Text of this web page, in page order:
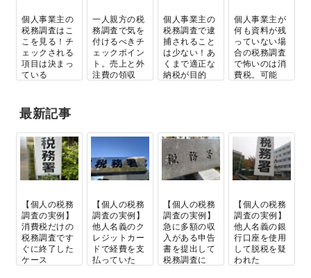
個人事業主の
税務調査はこ
こを見る！チ
ェックされる
項目は決まっ
ている
一人親方の税
務調査で気を
付けるべきチ
ェックポイン
ト。売上と外
注費の領収
個人事業主の
税務調査で逮
捕されること
は少ない！あ
くまで適正な
納税が目的
個人事業主が
何も資料が残
っていない場
合の税務調査
で怖いのは消
費税。可能
最新記事
【個人の税務
調査の実例】
消費税だけの
税務調査です
ぐに終了した
ケース
【個人の税務
調査の実例】
他人名義のク
レジットカー
ドで経費を支
払っていた
【個人の税務
調査の実例】
急に多額の収
入がある申告
書を提出して
税務調査に
【個人の税務
調査の実例】
他人名義の銀
行口座を使用
して脱税を疑
われた